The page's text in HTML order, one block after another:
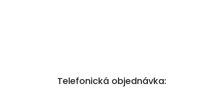
Telefonická objednávka: